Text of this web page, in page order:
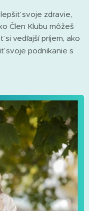
svoje zdravie,
Člen Klubu môžeš
vedľajší príjem, ako
svoje podnikanie s